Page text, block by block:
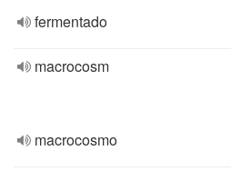
fermentado
macrocosm
macrocosmo